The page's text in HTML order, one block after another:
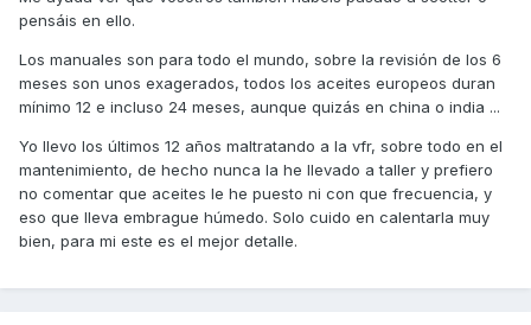
pensáis en ello.
Los manuales son para todo el mundo, sobre la revisión de los 6
meses son unos exagerados, todos los aceites europeos duran
mínimo 12 e incluso 24 meses, aunque quizás en china o india ...
Yo llevo los últimos 12 años maltratando a la vfr, sobre todo en el
mantenimiento, de hecho nunca la he llevado a taller y prefiero
no comentar que aceites le he puesto ni con que frecuencia, y
eso que lleva embrague húmedo. Solo cuido en calentarla muy
bien, para mi este es el mejor detalle.